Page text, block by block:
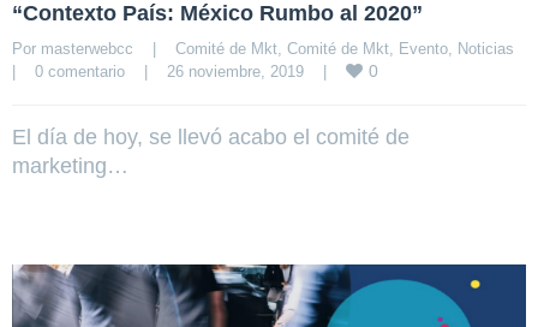
“Contexto País: México Rumbo al 2020”
Por masterwebcc Comité de Mkt, Comité de Mkt, Evento, Noticias
0 comentario 26 noviembre, 2019 0
El día de hoy, se llevó acabo el comité de
marketing…